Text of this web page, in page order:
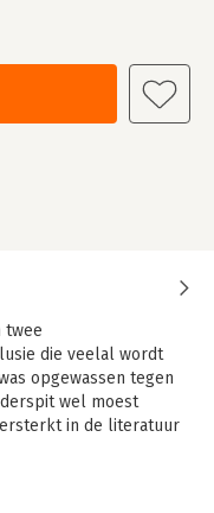
twee
die veelal wordt
opgewassen tegen
wel moest
in de literatuur